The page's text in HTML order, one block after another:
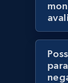
Best Buy
products
URL,
Currency,
1.1K+